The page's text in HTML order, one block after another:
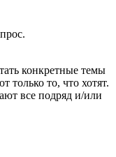
конкретные темы
только то, что хотят.
все подряд и/или